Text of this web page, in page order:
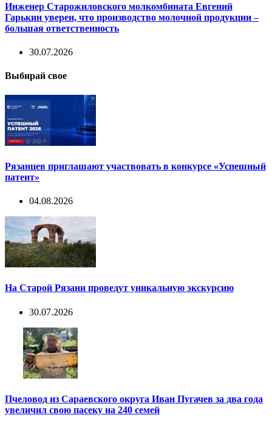
Инженер Старожиловского молкомбината Евгений
Гарькин уверен, что производство молочной продукции –
большая ответственность
30.07.2026
Выбирай свое
Рязанцев приглашают участвовать в конкурсе «Успешный
патент»
04.08.2026
На Старой Рязани проведут уникальную экскурсию
30.07.2026
Пчеловод из Сараевского округа Иван Пугачев за два года
увеличил свою пасеку на 240 семей